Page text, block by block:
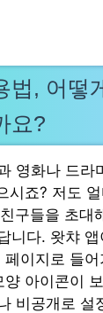
법, 어떻
요?
영화나 드라
시죠? 저도
구들을 초대
니다. 왓챠 앱
이지로 들
아이콘이
비공개로 설